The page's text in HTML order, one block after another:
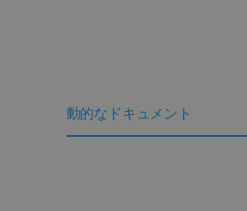
動的なドキュメント